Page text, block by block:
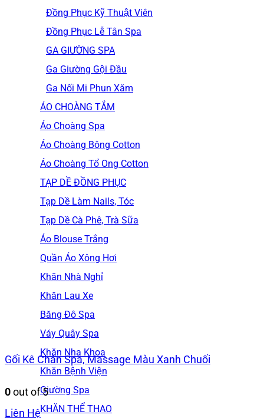
Đồng Phục Kỹ Thuật Viên
Đồng Phục Lễ Tân Spa
GA GIƯỜNG SPA
Ga Giường Gội Đầu
Ga Nối Mi Phun Xăm
ÁO CHOÀNG TẮM
Áo Choàng Spa
Áo Choàng Bông Cotton
Áo Choàng Tổ Ong Cotton
TẠP DỀ ĐỒNG PHỤC
Tạp Dề Làm Nails, Tóc
Tạp Dề Cà Phê, Trà Sữa
Áo Blouse Trắng
Quần Áo Xông Hơi
Khăn Nhà Nghỉ
Khăn Lau Xe
Băng Đô Spa
Váy Quây Spa
Khăn Nha Khoa
Khăn Bệnh Viện
Giường Spa
KHĂN THỂ THAO
Gối Kê Chân Spa, Massage Màu Xanh Chuối
0out of 5
Liên Hệ